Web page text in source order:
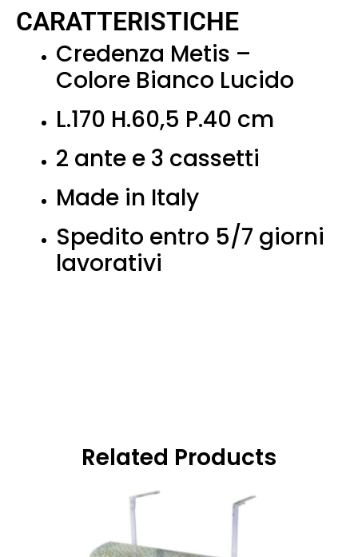
CARATTERISTICHE
Credenza Metis –
Colore Bianco Lucido
L.170 H.60,5 P.40 cm
2 ante e 3 cassetti
Made in Italy
Spedito entro 5/7 giorni
lavorativi
Related Products